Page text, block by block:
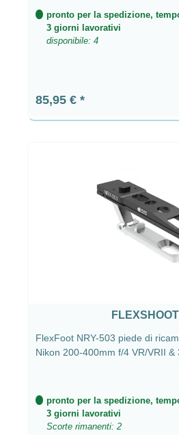
pronto per la spedizione,
3 giorni lavorativi
disponibile: 4
Prezzo normale:
85,95 €
FlexFoot NRY-503 piede di
Nikon 200-400mm f/4 VR/VRII &
pronto per la spedizione,
3 giorni lavorativi
Scorte rimanenti: 2